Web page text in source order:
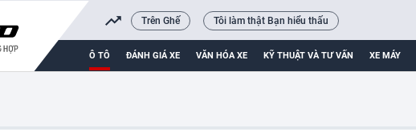
Trên Ghế Tôi làm thật Bạn hiểu thấu
Ô TÔ ĐÁNH GIÁ XE VĂN HÓA XE KỸ THUẬT VÀ TƯ VẤN XE MÁY